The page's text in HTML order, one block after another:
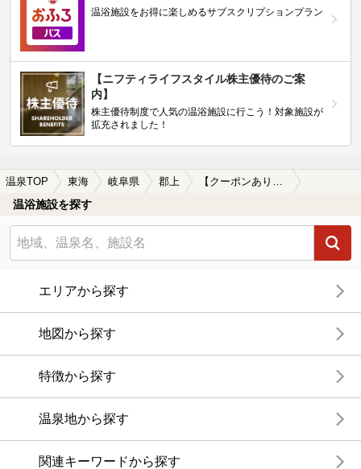
温浴施設をお得に楽しめるサブスクリプションプラン
【ニフティライフスタイル株主優待のご案
内】
株主優待制度で人気の温浴施設に行こう！対象施設が
拡充されました！
温泉TOP 東海 岐阜県 郡上 【クーポンあり】女子旅・女子会におすすめの郡上の温泉、日帰り温泉、スーパー銭湯おすすめ
温浴施設を探す
エリアから探す
地図から探す
特徴から探す
温泉地から探す
関連キーワードから探す